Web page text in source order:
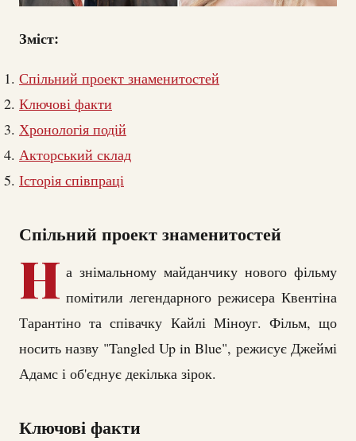
Зміст:
Спільний проект знаменитостей
Ключові факти
Хронологія подій
Акторський склад
Історія співпраці
Спільний проект знаменитостей
Н а знімальному майданчику нового фільму
помітили легендарного режисера Квентіна
Тарантіно та співачку Кайлі Міноуг. Фільм, що
носить назву "Tangled Up in Blue", режисує Джеймі
Адамс і об'єднує декілька зірок.
Ключові факти